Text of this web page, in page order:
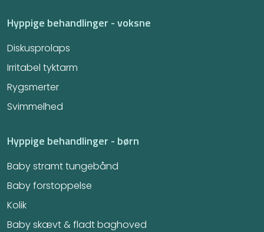
Hyppige behandlinger - voksne
Diskusprolaps
Irritabel tyktarm​
Rygsmerter
Svimmelhed
Hyppige behandlinger - børn
Baby stramt tungebånd
Baby forstoppelse
Kolik
Baby skævt & fladt baghoved